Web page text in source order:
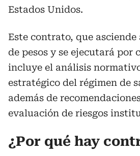
Estados Unidos.
Este contrato, que asciende
de pesos y se ejecutará por
incluye el análisis
estratégico del régimen de
además de
evaluación de riesgos
¿Por qué hay